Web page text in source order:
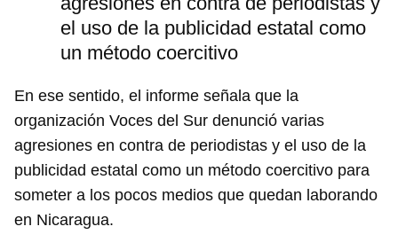
el uso de la publicidad estatal como
un método coercitivo
En ese sentido, el informe señala que la
organización Voces del Sur denunció varias
agresiones en contra de periodistas y el uso de la
publicidad estatal como un método coercitivo para
someter a los pocos medios que quedan laborando
en Nicaragua.